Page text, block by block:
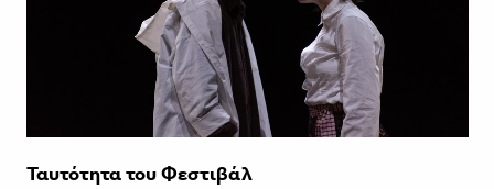
Ταυτότητα του Φεστιβάλ